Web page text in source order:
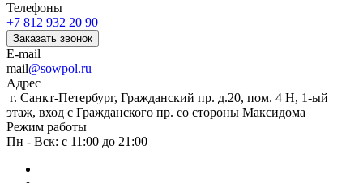
Телефоны
+7 812 932 20 90
Заказать звонок
E-mail
mail@sowpol.ru
Адрес
г. Санкт-Петербург, Гражданский пр. д.20, пом. 4 Н, 1-ый
этаж, вход с Гражданского пр. со стороны Максидома
Режим работы
Пн - Вск: с 11:00 до 21:00